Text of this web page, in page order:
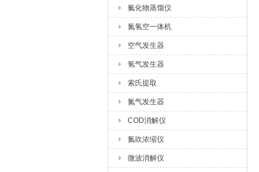
氟化物蒸馏仪
氮氢空一体机
空气发生器
氢气发生器
索氏提取
氮气发生器
COD消解仪
氮吹浓缩仪
微波消解仪